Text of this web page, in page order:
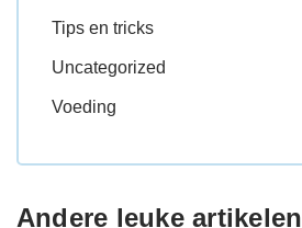
Tips en tricks
Uncategorized
Voeding
Andere leuke artikelen